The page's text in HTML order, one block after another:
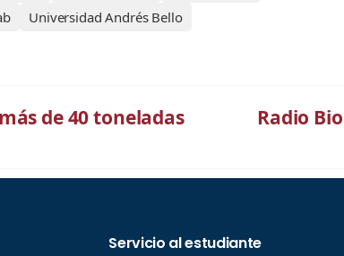
Universidad Andrés Bello
de 40 toneladas
Radio